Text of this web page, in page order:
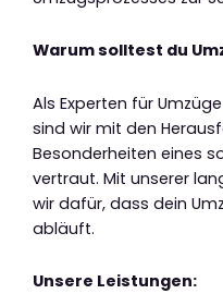
Warum solltest du
Als Experten für
sind wir mit den
Besonderheiten eines
vertraut. Mit unserer
wir dafür, dass dein
abläuft.
Unsere Leistungen: